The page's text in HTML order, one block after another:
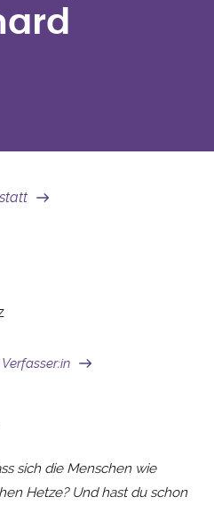
sich die Menschen wie
Hetze? Und hast du schon